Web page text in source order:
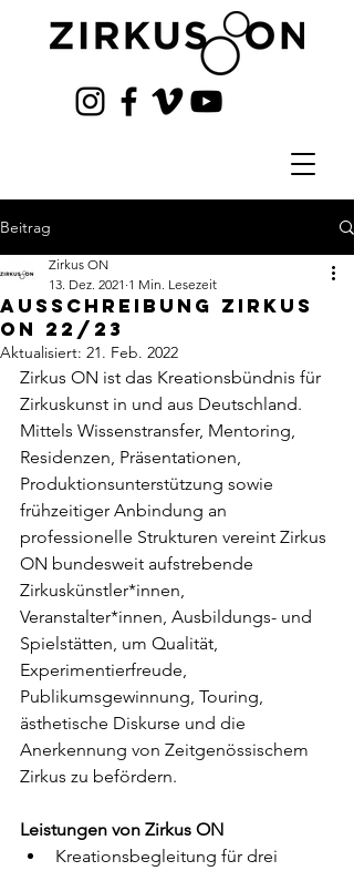
Beitrag
Ausschreibung Zirkus
ON 22/23
Zirkus ON
13. Dez. 2021 1 Min. Lesezeit
Aktualisiert: 21. Feb. 2022
Zirkus ON ist das Kreationsbündnis für
Zirkuskunst in und aus Deutschland.
Mittels Wissenstransfer, Mentoring,
Residenzen, Präsentationen,
Produktionsunterstützung sowie
frühzeitiger Anbindung an
professionelle Strukturen vereint Zirkus
ON bundesweit aufstrebende
Zirkuskünstler*innen,
Veranstalter*innen, Ausbildungs- und
Spielstätten, um Qualität,
Experimentierfreude,
Publikumsgewinnung, Touring,
ästhetische Diskurse und die
Anerkennung von Zeitgenössischem
Zirkus zu befördern.
Leistungen von Zirkus ON
Kreationsbegleitung für drei